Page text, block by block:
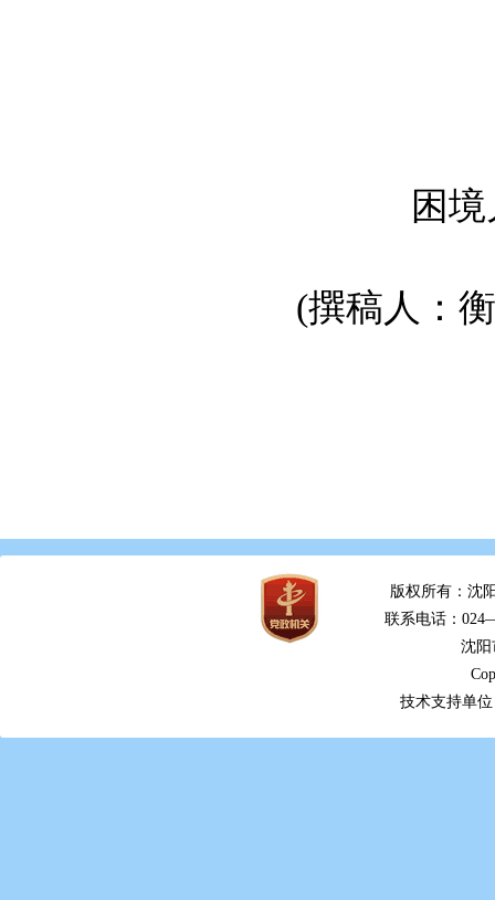
困
(撰稿人：
版权所有：沈
联系电话：
沈阳
技术支持单